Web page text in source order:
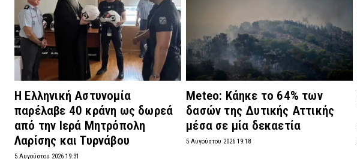
Η Ελληνική Αστυνομία
παρέλαβε 40 κράνη ως δωρεά
από την Ιερά Μητρόπολη
Λαρίσης και Τυρνάβου
5 Αυγούστου 2026 19:31
Meteo: Κάηκε το 64% των
δασών της Δυτικής Αττικής
μέσα σε μία δεκαετία
5 Αυγούστου 2026 19:18